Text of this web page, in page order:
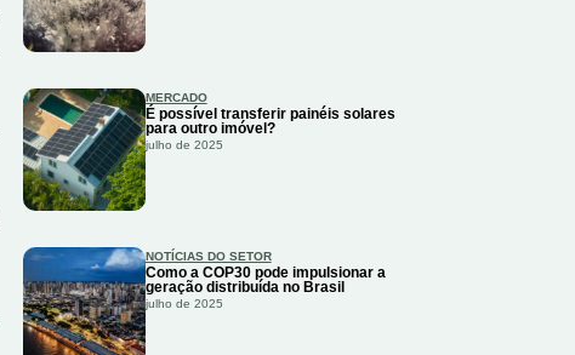
MERCADO
É possível transferir painéis solares
para outro imóvel?
julho de 2025
NOTÍCIAS DO SETOR
Como a COP30 pode impulsionar a
geração distribuída no Brasil
julho de 2025